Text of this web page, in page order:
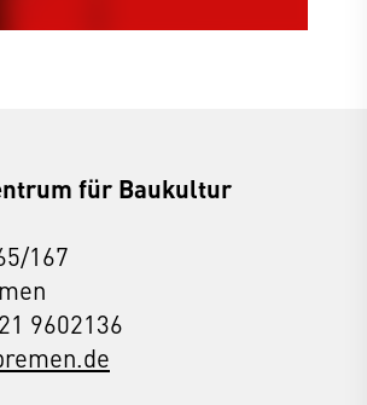
für Baukultur
167
9602136